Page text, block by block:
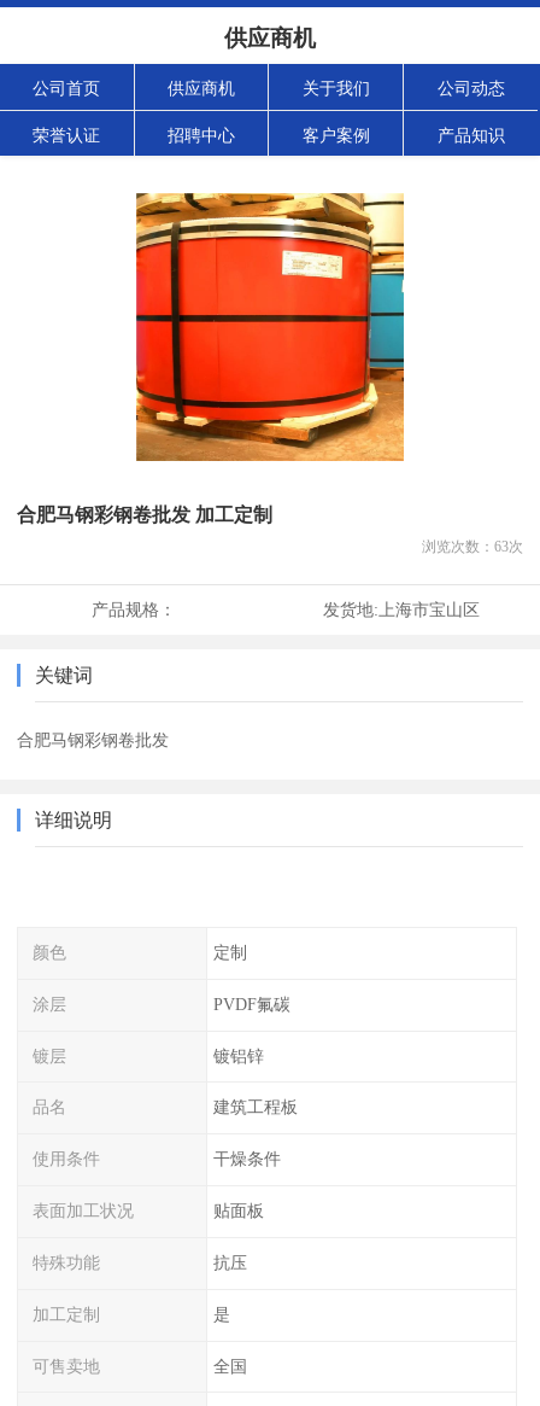
供应商机
公司首页 供应商机 关于我们 公司动态
荣誉认证 招聘中心 客户案例 产品知识
合肥马钢彩钢卷批发 加工定制
浏览次数： 63次
产品规格： 发货地: 上海市宝山区
关键词
合肥马钢彩钢卷批发
详细说明
颜色 定制
涂层 PVDF氟碳
镀层 镀铝锌
品名 建筑工程板
使用条件 干燥条件
表面加工状况 贴面板
特殊功能 抗压
加工定制 是
可售卖地 全国